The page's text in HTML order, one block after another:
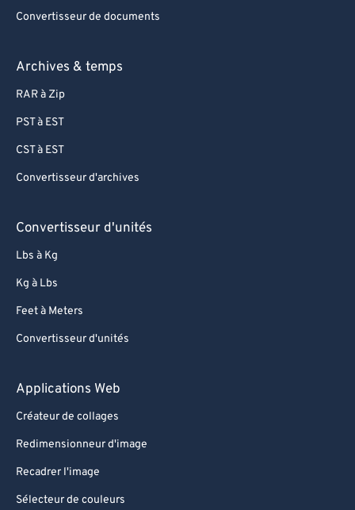
Convertisseur de documents
Archives & temps
RAR à Zip
PST à EST
CST à EST
Convertisseur d'archives
Convertisseur d'unités
Lbs à Kg
Kg à Lbs
Feet à Meters
Convertisseur d'unités
Applications Web
Créateur de collages
Redimensionneur d'image
Recadrer l'image
Sélecteur de couleurs